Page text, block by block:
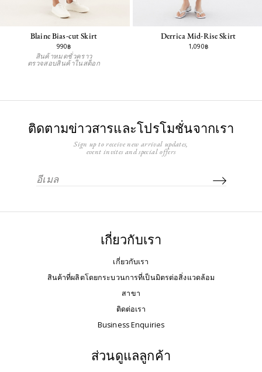
Blaine Bias-cut Skirt
990฿
สินค้าหมดชั่วคราว
ตรวจสอบสินค้าในสต็อก
Derrica Mid-Rise Skirt
1,090฿
ติดตามข่าวสารและโปรโมชั่นจากเรา
Sign up to receive new arrival updates,
event invites and special offers
เกี่ยวกับเรา
เกี่ยวกับเรา
สินค้าที่ผลิตโดยกระบวนการที่เป็นมิตรต่อสิ่งแวดล้อม
สาขา
ติดต่อเรา
Business Enquiries
ส่วนดูแลลูกค้า